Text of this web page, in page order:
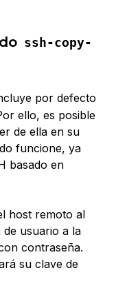
ssh-copy-
por defecto
ello, es posible
de ella en su
funcione, ya
basado en
host remoto al
usuario a la
contraseña.
su clave de